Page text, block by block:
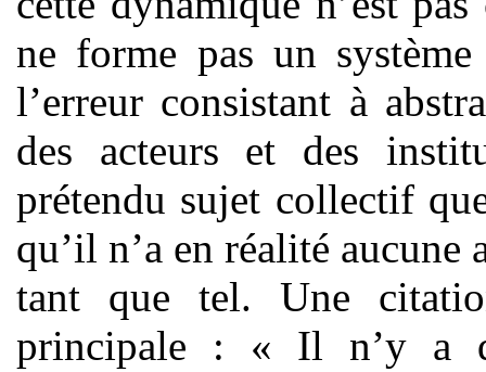
ne forme pas un
l’erreur consistant à
des acteurs et des
prétendu sujet collectif
qu’il n’a en réalité
tant que tel. Une
principale : « Il n’y a